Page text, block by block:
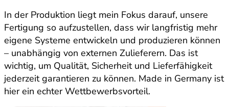
In der Produktion liegt mein Fokus darauf, unsere
Fertigung so aufzustellen, dass wir langfristig mehr
eigene Systeme entwickeln und produzieren können
– unabhängig von externen Zulieferern. Das ist
wichtig, um Qualität, Sicherheit und Lieferfähigkeit
jederzeit garantieren zu können. Made in Germany ist
hier ein echter Wettbewerbsvorteil.